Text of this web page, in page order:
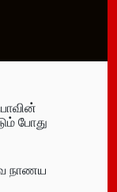
போது
நாணய